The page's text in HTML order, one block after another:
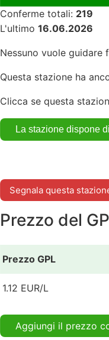
Conferme totali: 219
L'ultimo 16.06.2026
Nessuno vuole guidare
Questa stazione ha
Clicca se questa
Segnala questa
Prezzo del
Prezzo GPL
1.12 EUR/L
Aggiungi il prezzo